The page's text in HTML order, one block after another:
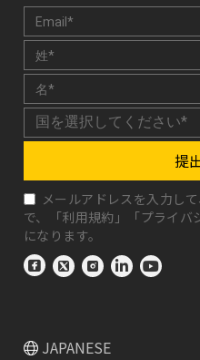
提
メールアドレスを入力し
で、「利用規約 」「プライバ
になります。
JAPANESE